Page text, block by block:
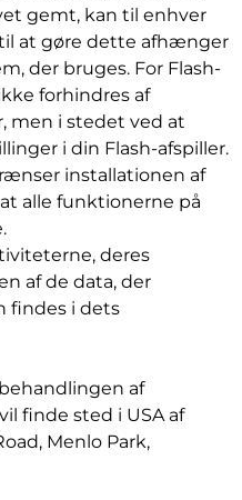
gemt, kan til enhver
at gøre dette afhænger
der bruges. For Flash-
forhindres af
men i stedet ved at
i din Flash-afspiller.
installationen af
alle funktionerne på
deres
af de data, der
findes i dets
af
finde sted i USA af
Menlo Park,